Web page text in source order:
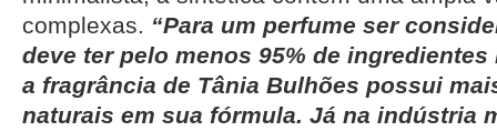
complexas. “Para um perfume ser
deve ter pelo menos 95% de
a fragrância de Tânia Bulhões possui
naturais em sua fórmula. Já na indústria